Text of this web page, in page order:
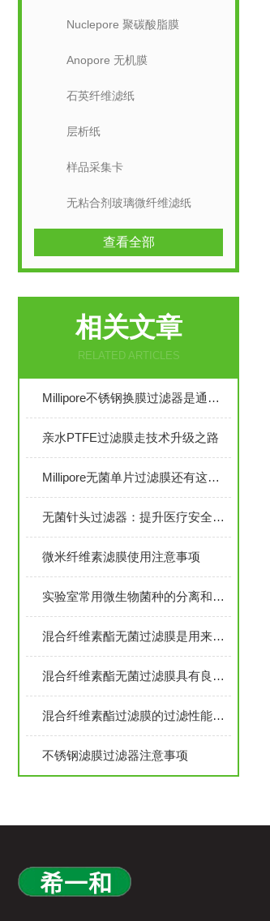
Nuclepore 聚碳酸脂膜
Anopore 无机膜
石英纤维滤纸
层析纸
样品采集卡
无粘合剂玻璃微纤维滤纸
查看全部
相关文章
RELATED ARTICLES
Millipore不锈钢换膜过滤器是通过压力过滤实现纯化和过滤
亲水PTFE过滤膜走技术升级之路
Millipore无菌单片过滤膜还有这些特性
无菌针头过滤器：提升医疗安全与精准度的关键技术
微米纤维素滤膜使用注意事项
实验室常用微生物菌种的分离和纯化方法
混合纤维素酯无菌过滤膜是用来过滤水系溶液中的杂质
混合纤维素酯无菌过滤膜具有良好的化学性和热稳定性
混合纤维素酯过滤膜的过滤性能分析
不锈钢滤膜过滤器注意事项